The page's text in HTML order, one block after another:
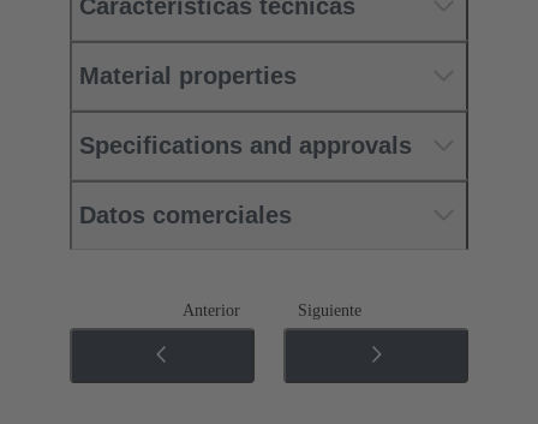
Características técnicas
Material properties
Specifications and approvals
Datos comerciales
Anterior Siguiente